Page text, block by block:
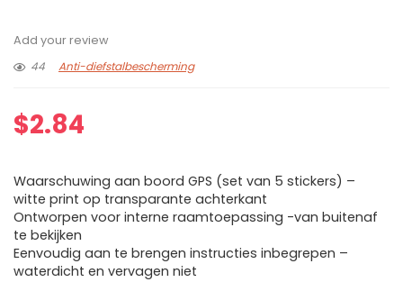
Add your review
44
Anti-diefstalbescherming
$2.84
Waarschuwing aan boord GPS (set van 5 stickers) –
witte print op transparante achterkant
Ontworpen voor interne raamtoepassing -van buitenaf
te bekijken
Eenvoudig aan te brengen instructies inbegrepen –
waterdicht en vervagen niet